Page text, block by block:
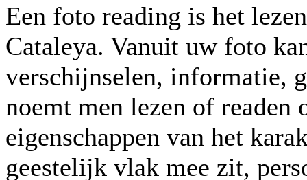
Een foto reading is het
Cataleya. Vanuit uw foto
verschijnselen, informatie,
noemt men lezen of readen
eigenschappen van het
geestelijk vlak mee zit,